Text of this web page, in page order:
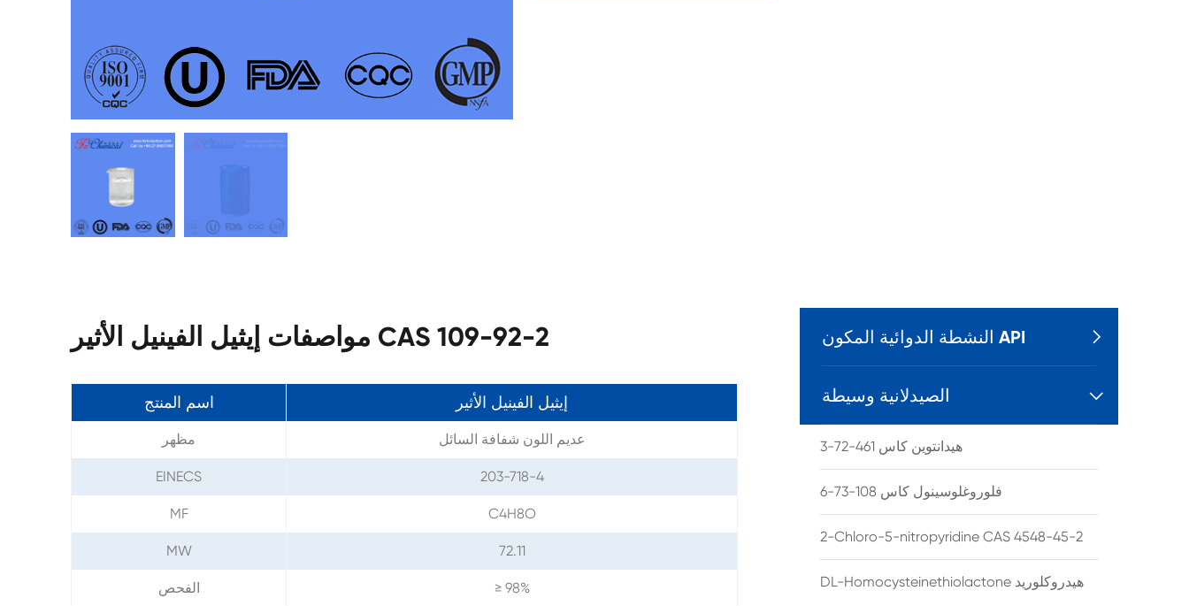
مواصفات إيثيل الفينيل الأثير CAS 109-92-2
اسم المنتج إيثيل الفينيل الأثير
مظهر عديم اللون شفافة السائل
EINECS 203-718-4
MF C4H8O
MW 72.11
الفحص ≥ 98%
النشطة الدوائية المكون API 
الصيدلانية وسيطة 
هيدانتوين كاس 461-72-3
فلوروغلوسينول كاس 108-73-6
2-Chloro-5-nitropyridine CAS 4548-45-2
DL-Homocysteinethiolactone هيدروكلوريد